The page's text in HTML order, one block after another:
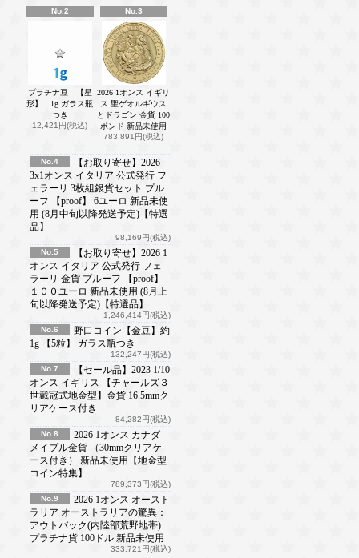
No.2
プラチナ豆 【星
形】 1g ガラス瓶
つき
12,421円(税込)
No.3
2026 1オンス イギリ
ス 聖ゲオルギウス
とドラゴン 金貨 100
ポンド 新品未使用
783,891円(税込)
No.4
【お取り寄せ】2026
3x1オンス イタリア 公式発行 フ
ェラーリ 3枚組銀貨セット プル
ーフ 【proof】 6ユーロ 新品未使
用 (8月中旬以降発送予定)【特選
品】
98,169円(税込)
No.5
【お取り寄せ】2026 1
オンス イタリア 公式発行 フェ
ラーリ 金貨 プルーフ 【proof】
１００ユーロ 新品未使用 (8月上
旬以降発送予定)【特選品】
1,246,414円(税込)
No.6
野口コイン【金豆】約
1g 【5粒】 ガラス瓶つき
132,247円(税込)
No.7
【セール品】2023 1/10
オンス イギリス 【チャールズ３
世戴冠式地金型】金貨 16.5mmク
リアケース付き
84,282円(税込)
No.8
2026 1オンス カナダ
メイプル金貨 （30mmクリアケ
ース付き） 新品未使用【地金型
コイン特集】
789,373円(税込)
No.9
2026 1オンス オースト
ラリア オーストラリアの驚異：
アウトバック(内陸部荒野地帯)
プラチナ貨 100ドル 新品未使用
333,721円(税込)